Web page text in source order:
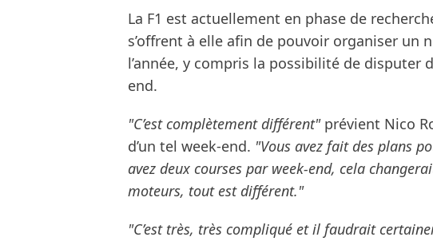
La F1 est actuellement en phase de
s’offrent à elle afin de pouvoir organiser un
l’année, y compris la possibilité de disputer
end.
"C’est complètement différent"prévient Nico
d’un tel week-end. "Vous avez fait des plans
avez deux courses par week-end, cela
moteurs, tout est différent."
"C’est très, très compliqué et il faudrait